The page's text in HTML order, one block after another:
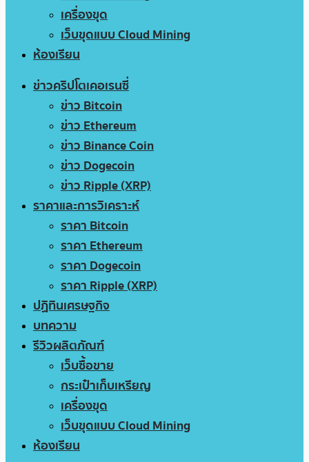
เครื่องขุด
เว็บขุดแบบ Cloud Mining
ห้องเรียน
ข่าวคริปโตเคอเรนซี่
ข่าว Bitcoin
ข่าว Ethereum
ข่าว Binance Coin
ข่าว Dogecoin
ข่าว Ripple (XRP)
ราคาและการวิเคราะห์
ราคา Bitcoin
ราคา Ethereum
ราคา Dogecoin
ราคา Ripple (XRP)
ปฏิทินเศรษฐกิจ
บทความ
รีวิวผลิตภัณฑ์
เว็บซื้อขาย
กระเป๋าเก็บเหรียญ
เครื่องขุด
เว็บขุดแบบ Cloud Mining
ห้องเรียน